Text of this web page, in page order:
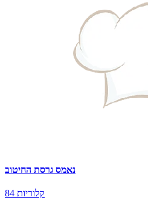
נאמס גרסת החיטוב
84 קלוריות